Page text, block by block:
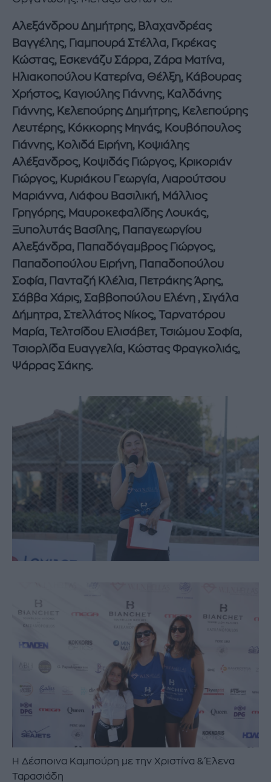
Αλεξάνδρου Δημήτρης, Βλαχανδρέας
Βαγγέλης, Γιαμπουρά Στέλλα, Γκρέκας
Κώστας, Εσκενάζυ Σάρρα, Ζάρα Ματίνα,
Ηλιακοπούλου Κατερίνα, Θέλξη, Κάβουρας
Χρήστος, Καγιούλης Γιάννης, Καλδάνης
Γιάννης, Κελεπούρης Δημήτρης, Κελεπούρης
Λευτέρης, Κόκκορης Μηνάς, Κουβόπουλος
Γιάννης, Κολιδά Ειρήνη, Κοψιάλης
Αλέξανδρος, Κοψιδάς Γιώργος, Κρικοριάν
Γιώργος, Κυριάκου Γεωργία, Λιαρούτσου
Μαριάννα, Λιάφου Βασιλική, Μάλλιος
Γρηγόρης, Μαυροκεφαλίδης Λουκάς,
Ξυπολυτάς Βασίλης, Παπαγεωργίου
Αλεξάνδρα, Παπαδόγαμβρος Γιώργος,
Παπαδοπούλου Ειρήνη, Παπαδοπούλου
Σοφία, Πανταζή Κλέλια, Πετράκης Άρης,
Σάββα Χάρις, Σαββοπούλου Ελένη , Σιγάλα
Δήμητρα, Στελλάτος Νίκος, Ταρνατόρου
Μαρία, Τελτσίδου Ελισάβετ, Τσιώμου Σοφία,
Τσιορλίδα Ευαγγελία, Κώστας Φραγκολιάς,
Ψάρρας Σάκης.
Η Δέσποινα Καμπούρη με την Χριστίνα & Έλενα
Ταρασιάδη